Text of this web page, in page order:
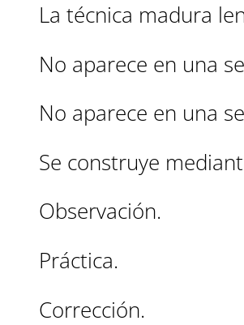
La técnica madura
No aparece en una
No aparece en una
Se construye
Observación.
Práctica.
Corrección.